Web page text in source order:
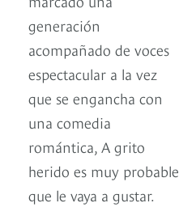
generación
acompañado de voces
espectacular a la vez
que se engancha con
una comedia
romántica, A grito
herido es muy probable
que le vaya a gustar.